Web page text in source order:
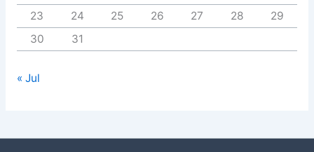
23
24 25 26 27 28
29
30
31
« Jul